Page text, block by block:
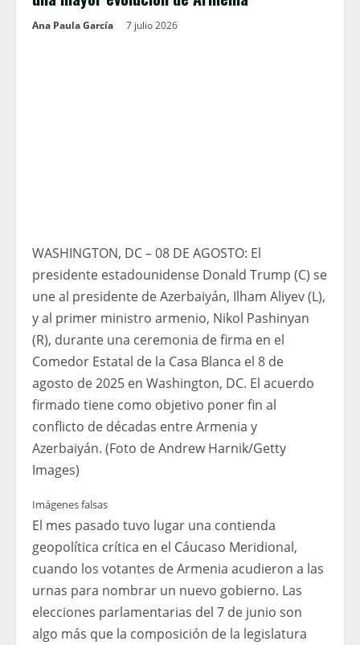
Ana Paula García 7 julio 2026
WASHINGTON, DC – 08 DE AGOSTO: El
presidente estadounidense Donald Trump (C) se
une al presidente de Azerbaiyán, Ilham Aliyev (L),
y al primer ministro armenio, Nikol Pashinyan
(R), durante una ceremonia de firma en el
Comedor Estatal de la Casa Blanca el 8 de
agosto de 2025 en Washington, DC. El acuerdo
firmado tiene como objetivo poner fin al
conflicto de décadas entre Armenia y
Azerbaiyán. (Foto de Andrew Harnik/Getty
Images)
Imágenes falsas
El mes pasado tuvo lugar una contienda
geopolítica crítica en el Cáucaso Meridional,
cuando los votantes de Armenia acudieron a las
urnas para nombrar un nuevo gobierno. Las
elecciones parlamentarias del 7 de junio son
algo más que la composición de la legislatura